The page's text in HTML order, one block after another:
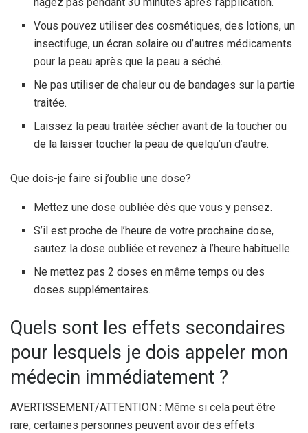
Vous pouvez utiliser des cosmétiques, des lotions, un
insectifuge, un écran solaire ou d’autres médicaments
pour la peau après que la peau a séché.
Ne pas utiliser de chaleur ou de bandages sur la partie
traitée.
Laissez la peau traitée sécher avant de la toucher ou
de la laisser toucher la peau de quelqu’un d’autre.
Que dois-je faire si j’oublie une dose?
Mettez une dose oubliée dès que vous y pensez.
S’il est proche de l’heure de votre prochaine dose,
sautez la dose oubliée et revenez à l’heure habituelle.
Ne mettez pas 2 doses en même temps ou des
doses supplémentaires.
Quels sont les effets secondaires
pour lesquels je dois appeler mon
médecin immédiatement ?
AVERTISSEMENT/ATTENTION : Même si cela peut être
rare, certaines personnes peuvent avoir des effets